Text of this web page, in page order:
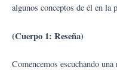
algunos conceptos de él en la
(Cuerpo 1: Reseña)
Comencemos escuchando